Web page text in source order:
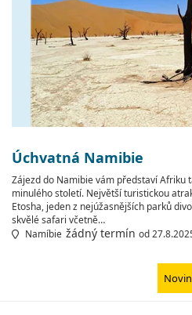
Úchvatná Namibie
Zájezd do Namibie vám představí Afriku
minulého století. Největší turistickou
Etosha, jeden z nejúžasnějších parků
skvělé safari včetně…
Namíbie žádný termín od